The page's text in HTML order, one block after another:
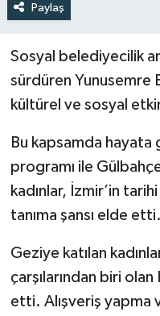
Paylaş
Sosyal belediyecilik
sürdüren Yunusemre
kültürel ve sosyal
Bu kapsamda
programı ile
kadınlar, İzmir’in
tanıma şansı elde etti.
Geziye katılan
çarşılarından biri olan
etti. Alışveriş yapma